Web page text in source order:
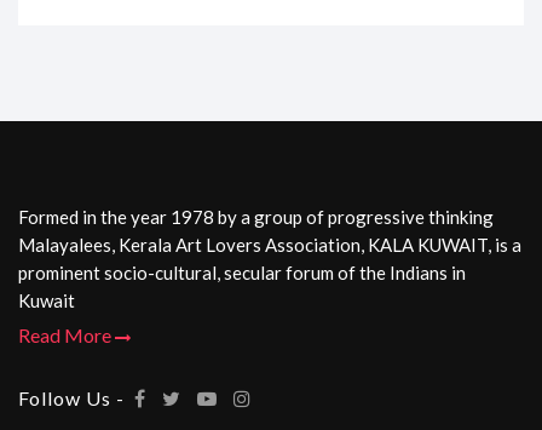
Formed in the year 1978 by a group of progressive thinking
Malayalees, Kerala Art Lovers Association, KALA KUWAIT, is a
prominent socio-cultural, secular forum of the Indians in
Kuwait
Read More
Follow Us -